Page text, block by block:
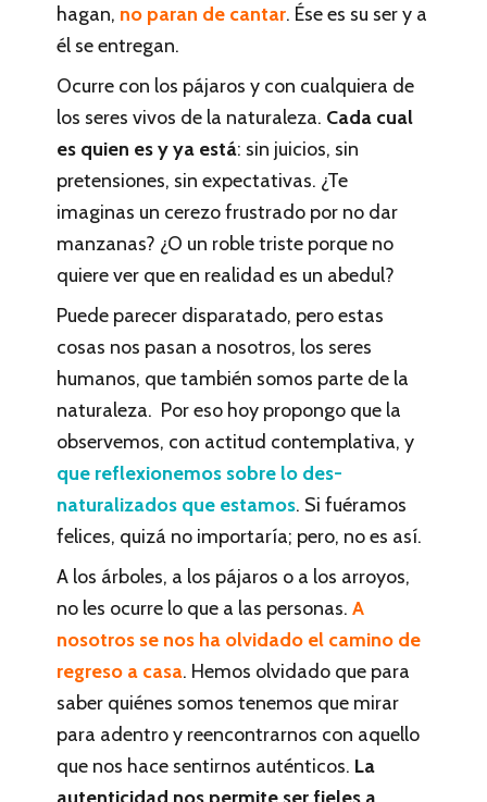
hagan, no paran de cantar. Ése es su ser y a
él se entregan.
Ocurre con los pájaros y con cualquiera de
los seres vivos de la naturaleza. Cada cual
es quien es y ya está: sin juicios, sin
pretensiones, sin expectativas. ¿Te
imaginas un cerezo frustrado por no dar
manzanas? ¿O un roble triste porque no
quiere ver que en realidad es un abedul?
Puede parecer disparatado, pero estas
cosas nos pasan a nosotros, los seres
humanos, que también somos parte de la
naturaleza. Por eso hoy propongo que la
observemos, con actitud contemplativa, y
que reflexionemos sobre lo des-
naturalizados que estamos. Si fuéramos
felices, quizá no importaría; pero, no es así.
A los árboles, a los pájaros o a los arroyos,
no les ocurre lo que a las personas.A
nosotros se nos ha olvidado el camino de
regreso a casa. Hemos olvidado que para
saber quiénes somos tenemos que mirar
para adentro y reencontrarnos con aquello
que nos hace sentirnos auténticos. La
autenticidad nos permite ser fieles a